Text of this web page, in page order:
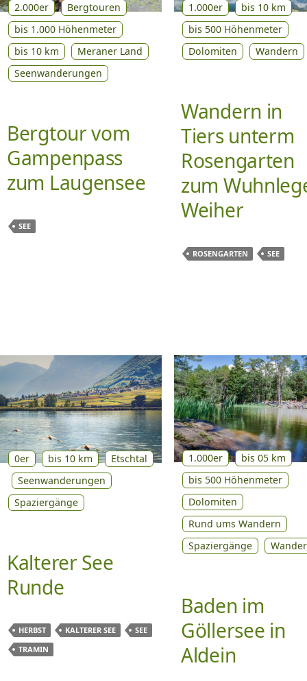
2.000er
Bergtouren
bis 1.000 Höhenmeter
bis 10 km
Meraner Land
Seenwanderungen
Bergtour vom
Gampenpass
zum Laugensee
SEE
1.000er
bis 10 km
bis 500 Höhenmeter
Dolomiten
Wandern
Wandern in
Tiers unterm
Rosengarten
zum
Weiher
ROSENGARTEN SEE
0er bis 10 km
Etschtal
Seenwanderungen
Spaziergänge
Kalterer See
Runde
HERBST KALTERER SEE
SEE
TRAMIN
1.000er
bis 05 km
bis 500 Höhenmeter
Dolomiten
Rund ums Wandern
Spaziergänge
Baden im
Göllersee in
Aldein